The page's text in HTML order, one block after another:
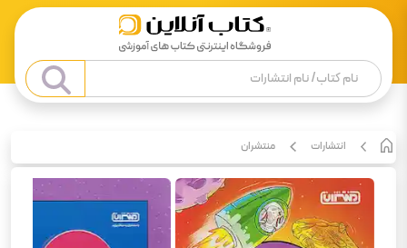
انتشارات منتشران